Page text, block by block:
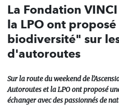
La Fondation
la LPO ont
biodiversité" sur
d'autoroutes
Sur la route du weekend de
Autoroutes et la LPO ont proposé
échanger avec des passionnés de